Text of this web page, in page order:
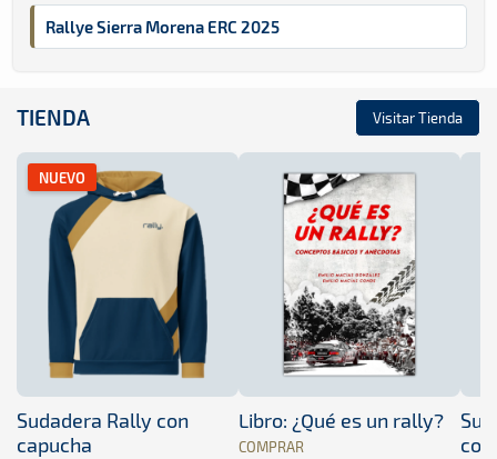
Rallye Sierra Morena ERC 2025
TIENDA Visitar Tienda
NUEVO
Sudadera Rally con
capucha
Libro: ¿Qué es un rally?
COMPRAR